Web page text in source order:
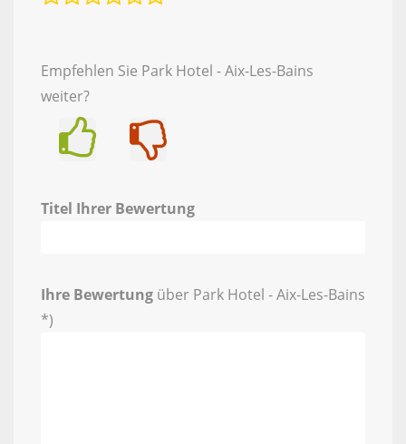
Empfehlen Sie Park Hotel - Aix-Les-Bains
weiter?
Titel Ihrer Bewertung
Ihre Bewertung über Park Hotel - Aix-Les-Bains
*)